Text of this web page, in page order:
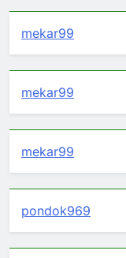
mekar99
mekar99
mekar99
pondok969